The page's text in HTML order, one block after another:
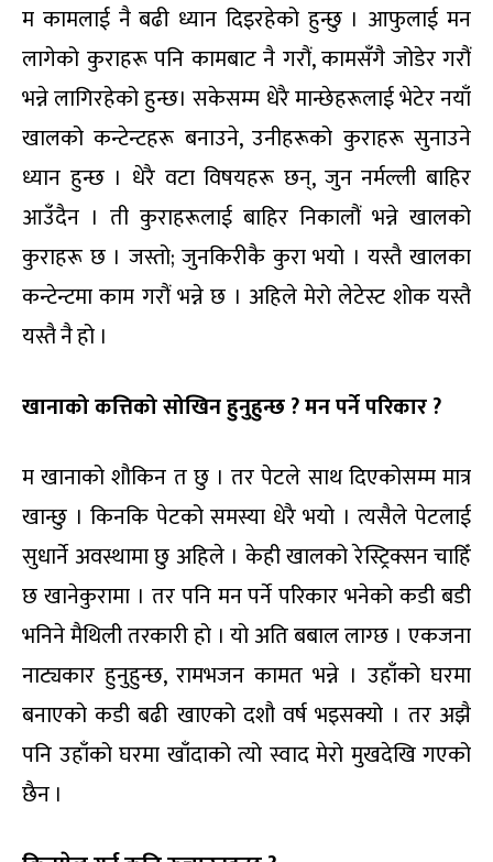
म कामलाई नै बढी ध्यान दिइरहेको हुन्छु । आफुलाई मन
लागेको कुराहरू पनि कामबाट नै गरौं, कामसँगै जोडेर गरौं
भन्ने लागिरहेको हुन्छ। सकेसम्म धेरै मान्छेहरूलाई भेटेर नयाँ
खालको कन्टेन्टहरू बनाउने, उनीहरूको कुराहरू सुनाउने
ध्यान हुन्छ । धेरै वटा विषयहरू छन्, जुन नर्मल्ली बाहिर
आउँदैन । ती कुराहरूलाई बाहिर निकालौं भन्ने खालको
कुराहरू छ । जस्तो; जुनकिरीकै कुरा भयो । यस्तै खालका
कन्टेन्टमा काम गरौं भन्ने छ । अहिले मेरो लेटेस्ट शोक यस्तै
यस्तै नै हो ।
खानाको कत्तिको सोखिन हुनुहुन्छ ? मन पर्ने परिकार ?
म खानाको शौकिन त छु । तर पेटले साथ दिएकोसम्म मात्र
खान्छु । किनकि पेटको समस्या धेरै भयो । त्यसैले पेटलाई
सुधार्ने अवस्थामा छु अहिले । केही खालको रेस्ट्रिक्सन चाहिँ
छ खानेकुरामा । तर पनि मन पर्ने परिकार भनेको कडी बडी
भनिने मैथिली तरकारी हो । यो अति बबाल लाग्छ । एकजना
नाट्यकार हुनुहुन्छ, रामभजन कामत भन्ने । उहाँको घरमा
बनाएको कडी बढी खाएको दशौ वर्ष भइसक्यो । तर अझै
पनि उहाँको घरमा खाँदाको त्यो स्वाद मेरो मुखदेखि गएको
छैन ।